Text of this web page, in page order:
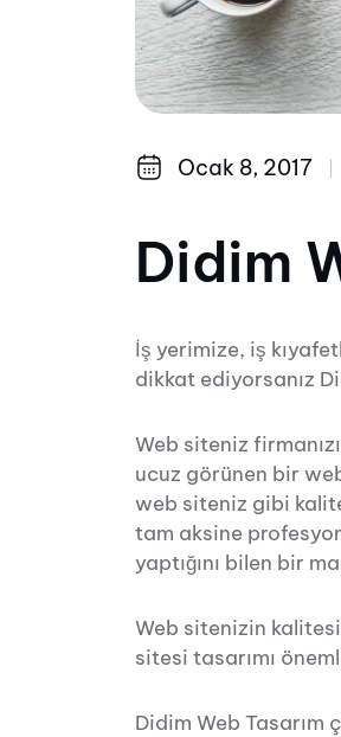
Ocak 8, 2017
Didim
İş yerimize, iş
dikkat ediyorsanız
Web siteniz
ucuz görünen bir
web siteniz gibi
tam aksine
yaptığını bilen bir
Web sitenizin
sitesi tasarımı
Didim Web Tasarım